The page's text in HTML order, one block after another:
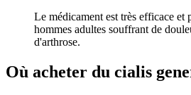
Le médicament est très efficace et
hommes adultes souffrant de
d'arthrose.
Où acheter du cialis